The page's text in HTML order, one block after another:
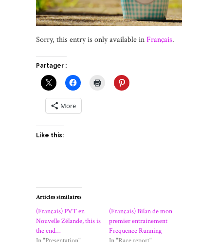
Sorry, this entry is only available inFrançais.
Partager :
More
Like this:
Articles similaires
(Français) PVT en
Nouvelle Zélande, this is
the end…
(Français) Bilan de mon
premier entrainement
Frequence Running